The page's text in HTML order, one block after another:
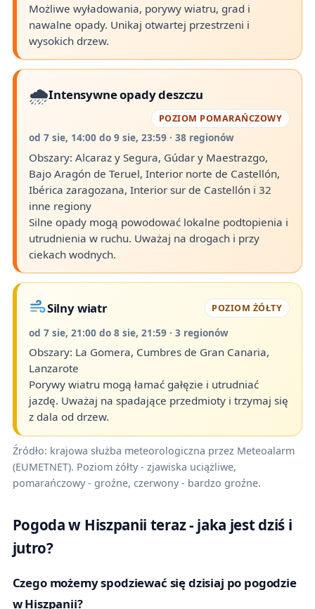
Możliwe wyładowania, porywy wiatru, grad i
nawalne opady. Unikaj otwartej przestrzeni i
wysokich drzew.
🌧️Intensywne opady deszczu
POZIOM POMARAŃCZOWY
od 7 sie, 14:00 do 9 sie, 23:59 · 38 regionów
Obszary: Alcaraz y Segura, Gúdar y Maestrazgo,
Bajo Aragón de Teruel, Interior norte de Castellón,
Ibérica zaragozana, Interior sur de Castellón i 32
inne regiony
Silne opady mogą powodować lokalne podtopienia i
utrudnienia w ruchu. Uważaj na drogach i przy
ciekach wodnych.
Silny wiatr POZIOM ŻÓŁTY
od 7 sie, 21:00 do 8 sie, 21:59 · 3 regionów
Obszary: La Gomera, Cumbres de Gran Canaria,
Lanzarote
Porywy wiatru mogą łamać gałęzie i utrudniać
jazdę. Uważaj na spadające przedmioty i trzymaj się
z dala od drzew.
Źródło: krajowa służba meteorologiczna przez Meteoalarm
(EUMETNET). Poziom żółty - zjawiska uciążliwe,
pomarańczowy - groźne, czerwony - bardzo groźne.
Pogoda w Hiszpanii teraz - jaka jest dziś i
jutro?
Czego możemy spodziewać się dzisiaj po pogodzie
w Hiszpanii?